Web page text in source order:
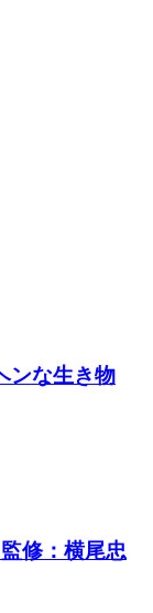
ンな生き物
修：横尾忠